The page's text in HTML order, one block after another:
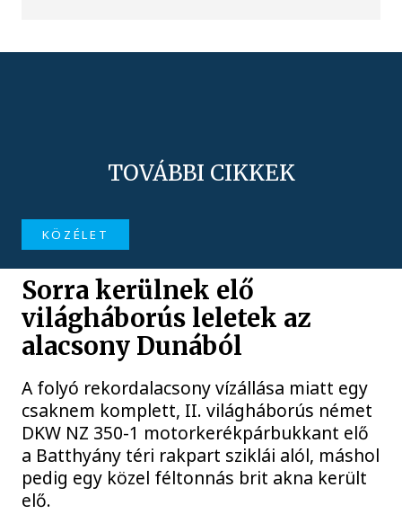
TOVÁBBI CIKKEK
KÖZÉLET
Sorra kerülnek elő
világháborús leletek az
alacsony Dunából
A folyó rekordalacsony vízállása miatt egy
csaknem komplett, II. világháborús német
DKW NZ 350-1 motorkerékpárbukkant elő
a Batthyány téri rakpart sziklái alól, máshol
pedig egy közel féltonnás brit akna került
elő.